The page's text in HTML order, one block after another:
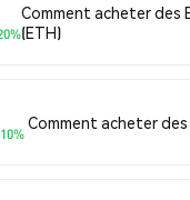
Comment acheter des
(ETH)
Comment acheter des